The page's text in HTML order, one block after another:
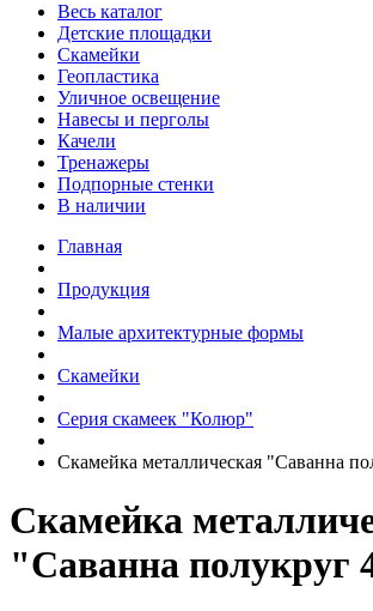
Весь каталог
Детские площадки
Скамейки
Геопластика
Уличное освещение
Навесы и перголы
Качели
Тренажеры
Подпорные стенки
В наличии
Главная
Продукция
Малые архитектурные формы
Скамейки
Серия скамеек "Колюр"
Скамейка металлическая "Саванна
Скамейка
"Саванна полукруг